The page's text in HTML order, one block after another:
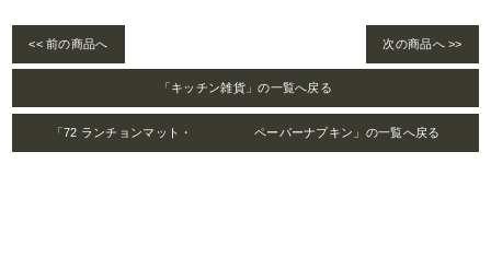
<< 前の商品へ 次の商品へ >>
「キッチン雑貨」の一覧へ戻る
「72 ランチョンマット・ ペーパーナプキン」の一覧へ戻る